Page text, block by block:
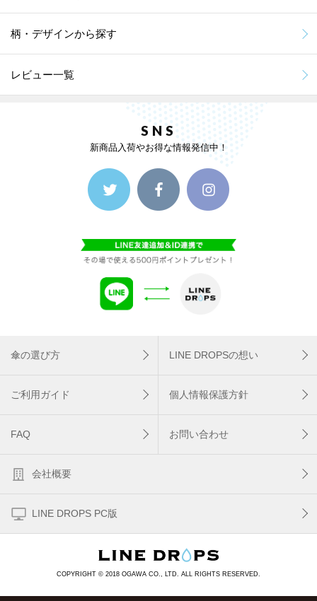
柄・デザインから探す
レビュー一覧
SNS
新商品入荷やお得な情報発信中！
傘の選び方 LINE DROPSの想い
ご利用ガイド 個人情報保護方針
FAQ お問い合わせ
会社概要
LINE DROPS PC版
COPYRIGHT © 2018 OGAWA CO., LTD. ALL RIGHTS RESERVED.